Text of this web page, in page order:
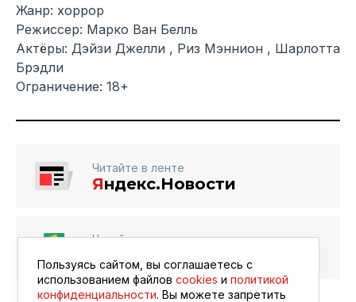
Жанр: хоррор
Режиссер: Марко Ван Белль
Актёры: Дэйзи Джелли , Риз Мэннион , Шарлотта
Брэдли
Ограничение: 18+
Читайте в ленте
Яндекс.Новости
Читайте в ленте
Пользуясь сайтом, вы соглашаетесь с
использованием файлов cookies и политикой
конфиденциальности. Вы можете запретить